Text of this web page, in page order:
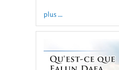
plus ...